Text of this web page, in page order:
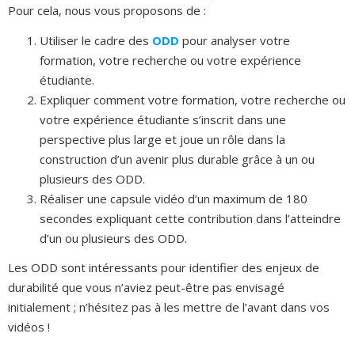
Pour cela, nous vous proposons de :
Utiliser le cadre des ODD pour analyser votre
formation, votre recherche ou votre expérience
étudiante.
Expliquer comment votre formation, votre recherche ou
votre expérience étudiante s’inscrit dans une
perspective plus large et joue un rôle dans la
construction d’un avenir plus durable grâce à un ou
plusieurs des ODD.
Réaliser une capsule vidéo d’un maximum de 180
secondes expliquant cette contribution dans l’atteindre
d’un ou plusieurs des ODD.
Les ODD sont intéressants pour identifier des enjeux de
durabilité que vous n’aviez peut-être pas envisagé
initialement ; n’hésitez pas à les mettre de l’avant dans vos
vidéos !